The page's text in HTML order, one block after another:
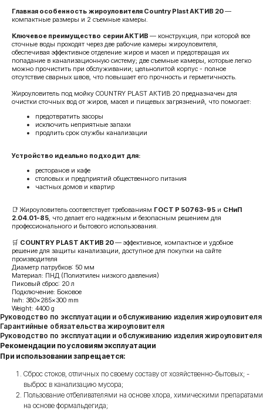
Главная особенность жироуловителя Country Plast АКТИВ 20—
компактные размеры и 2 съемные камеры.
Ключевое преимущество серии АКТИВ — конструкция, при которой все
сточные воды проходят через две рабочие камеры жироуловителя,
обеспечивая эффективное отделение жиров и масел и предотвращая их
попадание в канализационную систему; две съемные камеры, которые легко
можно прочистить при обслуживании; цельнолитой корпус - полное
отсутствие сварных швов, что повышает его прочность и герметичность.
Жироуловитель под мойку COUNTRY PLAST АКТИВ 20 предназначен для
очистки сточных вод от жиров, масел и пищевых загрязнений, что помогает:
предотвратить засоры
исключить неприятные запахи
продлить срок службы канализации
Устройство идеально подходит для:
ресторанов и кафе
столовых и предприятий общественного питания
частных домов и квартир
📑 Жироуловитель соответствует требованиям ГОСТ Р 50763-95 и СНиП
2.04.01-85, что делает его надежным и безопасным решением для
профессионального и бытового использования.
🛒 COUNTRY PLAST АКТИВ 20— эффективное, компактное и удобное
решение для защиты канализации, доступное для покупки на сайте
производителя
Диаметр патрубков: 50 мм
Материал: ПНД (Полиэтилен низкого давления)
Пиковый сброс: 20 л
Подключение: Боковое
lwh: 380x285x300 mm
Weight: 4400 g
Руководство по эксплуатации и обслуживанию изделия жироуловителя
Гарантийные обязательства жироуловителя
Руководство по эксплуатации и обслуживанию изделия жироуловителя
Рекомендации по условиям эксплуатации
При использовании запрещается:
Сброс стоков, отличных по своему составу от хозяйственно-бытовых; -
выброс в канализацию мусора;
Пользование отбеливателями на основе хлора, химическими препаратами
на основе формальдегида;